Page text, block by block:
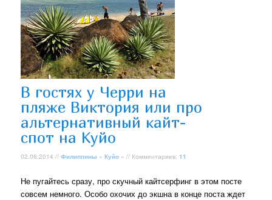
В гостях у Черри на
пляже Виктория или про
альтернативный кайт-
спот на Куйо
02.06.2014 //Филиппины »Куйо » // Комментариев:11
Не пугайтесь сразу, про скучный кайтсерфинг в этом посте
совсем немного. Особо охочих до экшна в конце поста ждет